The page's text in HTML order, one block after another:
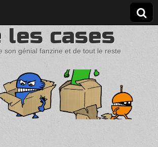
les cases
son génial fanzine et de tout le reste